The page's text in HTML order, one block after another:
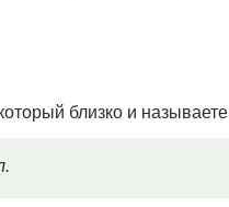
близко и называете